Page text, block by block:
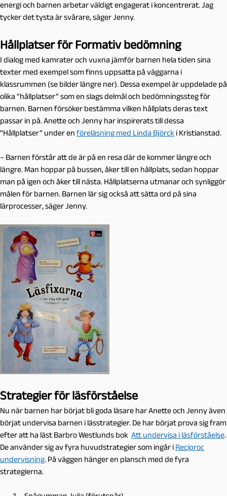
energi och barnen arbetar väldigt engagerat i koncentrerat. Jag
tycker det tysta är svårare, säger Jenny.
Hållplatser för Formativ bedömning
I dialog med kamrater och vuxna jämför barnen hela tiden sina
texter med exempel som finns uppsatta på väggarna i
klassrummen (se bilder längre ner). Dessa exempel är uppdelade på
olika “hållplatser” som en slags delmål och bedömningssteg för
barnen. Barnen försöker bestämma vilken hållplats deras text
passar in på. Anette och Jenny har inspirerats till dessa
“Hållplatser” under en föreläsning med Linda Björck i Kristianstad.
– Barnen förstår att de är på en resa där de kommer längre och
längre. Man hoppar på bussen, åker till en hållplats, sedan hoppar
man på igen och åker till nästa. Hållplatserna utmanar och synliggör
målen för barnen. Barnen lär sig också att sätta ord på sina
lärprocesser, säger Jenny.
Strategier för läsförståelse
Nu när barnen har börjat bli goda läsare har Anette och Jenny även
börjat undervisa barnen i lässtrategier. De har börjat prova sig fram
efter att ha läst Barbro Westlunds bok Att undervisa i läsförståelse.
De använder sig av fyra huvudstrategier som ingår i Reciproc
undervisning. På väggen hänger en plansch med de fyra
strategierna.